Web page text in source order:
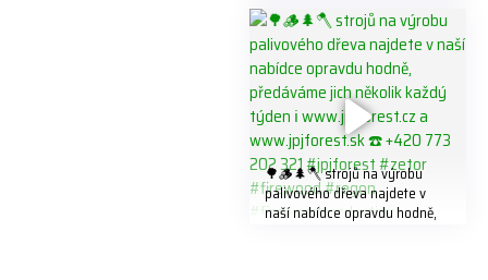
#biojack #regon #vahvajussi
🌳🪵🌲🪓 strojů na výrobu
palivového dřeva najdete v
naší nabídce opravdu hodně,